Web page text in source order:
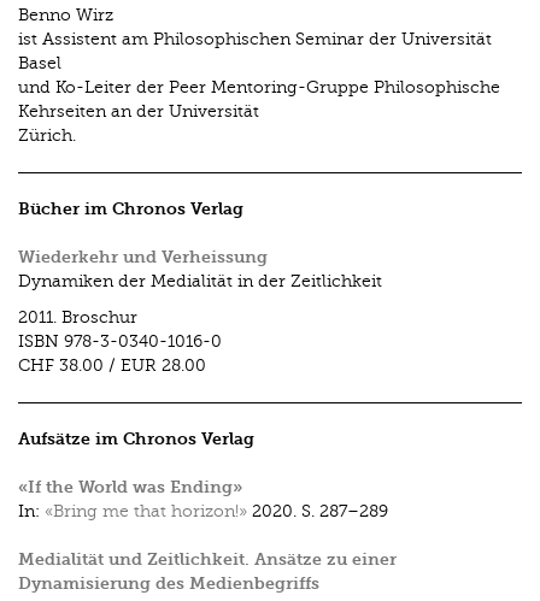
Benno Wirz
ist Assistent am Philosophischen Seminar der Universität
Basel
und Ko-Leiter der Peer Mentoring-Gruppe Philosophische
Kehrseiten an der Universität
Zürich.
Bücher im Chronos Verlag
Wiederkehr und Verheissung
Dynamiken der Medialität in der Zeitlichkeit
2011. Broschur
ISBN 978-3-0340-1016-0
CHF 38.00 / EUR 28.00
Aufsätze im Chronos Verlag
«If the World was Ending»
In: «Bring me that horizon!» 2020. S. 287–289
Medialität und Zeitlichkeit. Ansätze zu einer
Dynamisierung des Medienbegriffs